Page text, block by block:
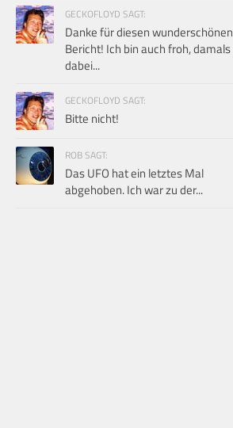
GECKOFLOYD SAGT:
Danke für diesen wunderschönen
Bericht! Ich bin auch froh, damals
dabei...
GECKOFLOYD SAGT:
Bitte nicht!
ROB SAGT:
Das UFO hat ein letztes Mal
abgehoben. Ich war zu der...